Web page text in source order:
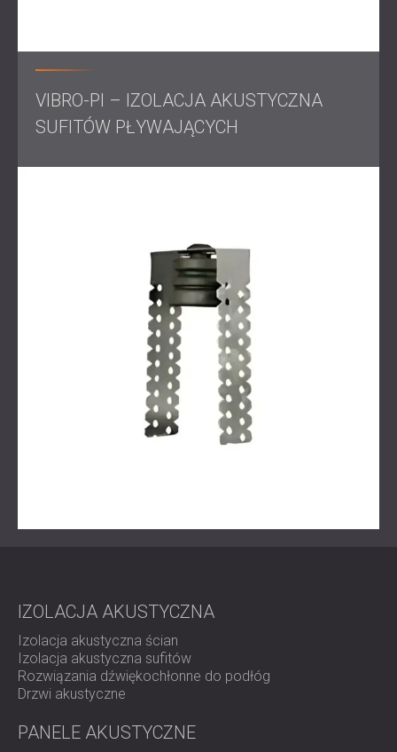
VIBRO-PI – IZOLACJA AKUSTYCZNA
SUFITÓW PŁYWAJĄCYCH
IZOLACJA AKUSTYCZNA
Izolacja akustyczna ścian
Izolacja akustyczna sufitów
Rozwiązania dźwiękochłonne do podłóg
Drzwi akustyczne
PANELE AKUSTYCZNE